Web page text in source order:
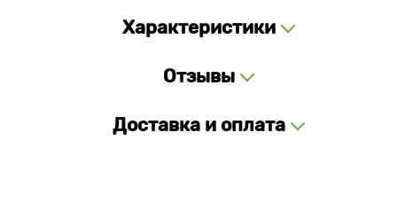
Характеристики
Отзывы
Доставка и оплата